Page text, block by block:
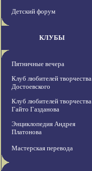
Детский форум
КЛУБЫ
Пятничные вечера
Клуб любителей творчества
Достоевского
Клуб любителей творчества
Гайто Газданова
Энциклопедия Андрея
Платонова
Мастерская перевода